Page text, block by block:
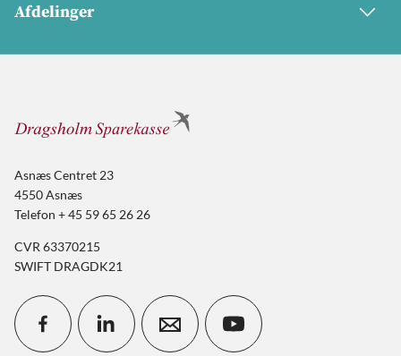
Afdelinger
Asnæs Centret 23
4550 Asnæs
Telefon + 45 59 65 26 26
CVR 63370215
SWIFT DRAGDK21